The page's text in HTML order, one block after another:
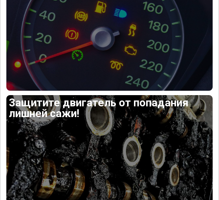
Защитите двигатель от попадания
лишней сажи!